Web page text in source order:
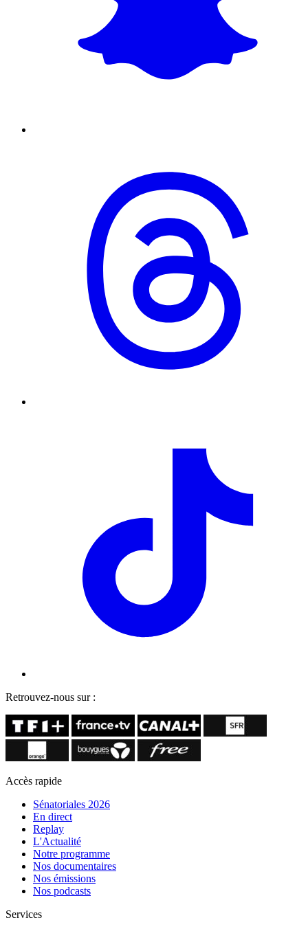
Retrouvez-nous sur :
Accès rapide
Sénatoriales 2026
En direct
Replay
L'Actualité
Notre programme
Nos documentaires
Nos émissions
Nos podcasts
Services